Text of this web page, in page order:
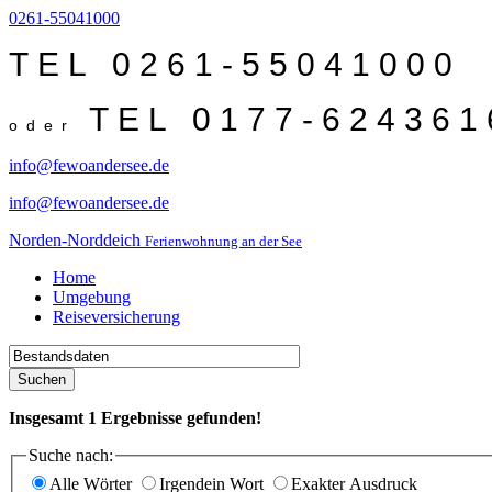
0261-55041000
TEL 0261-55041000
oder TEL 0177-
info@fewoandersee.de
info@fewoandersee.de
Norden-Norddeich Ferienwohnung an der See
Home
Umgebung
Reiseversicherung
Suchen
Insgesamt 1 Ergebnisse gefunden!
Suche nach:
Alle Wörter
Irgendein Wort Exakter Ausdruck